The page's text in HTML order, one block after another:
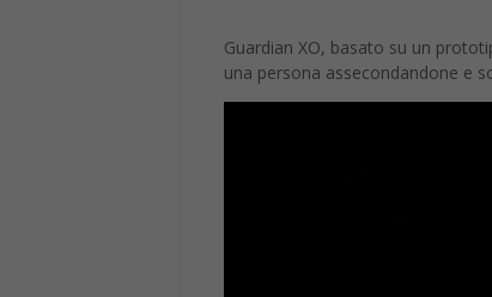
Guardian XO, basato su un
una persona assecondandone e